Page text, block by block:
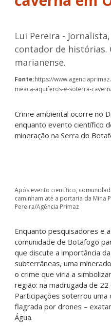
Lui Pereira -
contador de histórias.
marianense.
Fonte:https://
meaca-aquiferos-e-soterra-
Crime ambiental ocorre no
enquanto evento científico
mineração na Serra do
Após evento científico,
caminham até a portaria da Mina
Pereira/Agência Primaz
Enquanto pesquisadores e
comunidade de Botafogo
que discute a importância
subterrâneas, uma
o crime que viria a
região: na madrugada de 22
Participações soterrou uma
flagrada por drones –
Água.